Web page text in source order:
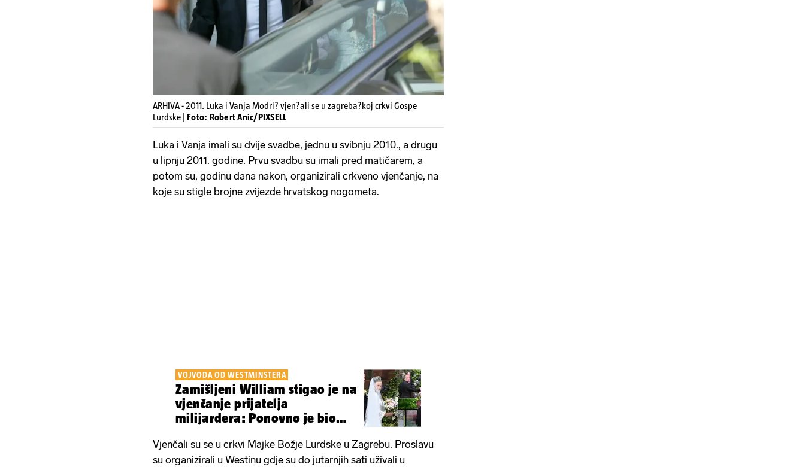
ARHIVA - 2011. Luka i Vanja Modri? vjen?ali se u zagreba?koj crkvi Gospe
Lurdske | Foto: Robert Anic/PIXSELL
Luka i Vanja imali su dvije svadbe, jednu u svibnju 2010., a drugu
u lipnju 2011. godine. Prvu svadbu su imali pred matičarem, a
potom su, godinu dana nakon, organizirali crkveno vjenčanje, na
koje su stigle brojne zvijezde hrvatskog nogometa.
VOJVODA OD WESTMINSTERA
Zamišljeni William stigao je na
vjenčanje prijatelja
milijardera: Ponovno je bio
Vjenčali su se u crkvi Majke Božje Lurdske u Zagrebu. Proslavu
su organizirali u Westinu gdje su do jutarnjih sati uživali u